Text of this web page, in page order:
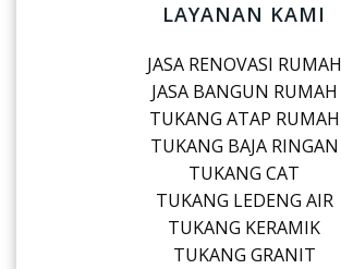
LAYANAN KAMI
JASA RENOVASI RUMAH
JASA BANGUN RUMAH
TUKANG ATAP RUMAH
TUKANG BAJA RINGAN
TUKANG CAT
TUKANG LEDENG AIR
TUKANG KERAMIK
TUKANG GRANIT